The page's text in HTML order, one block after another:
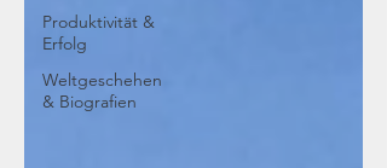
Produktivität &
Erfolg
Weltgeschehen
& Biografien